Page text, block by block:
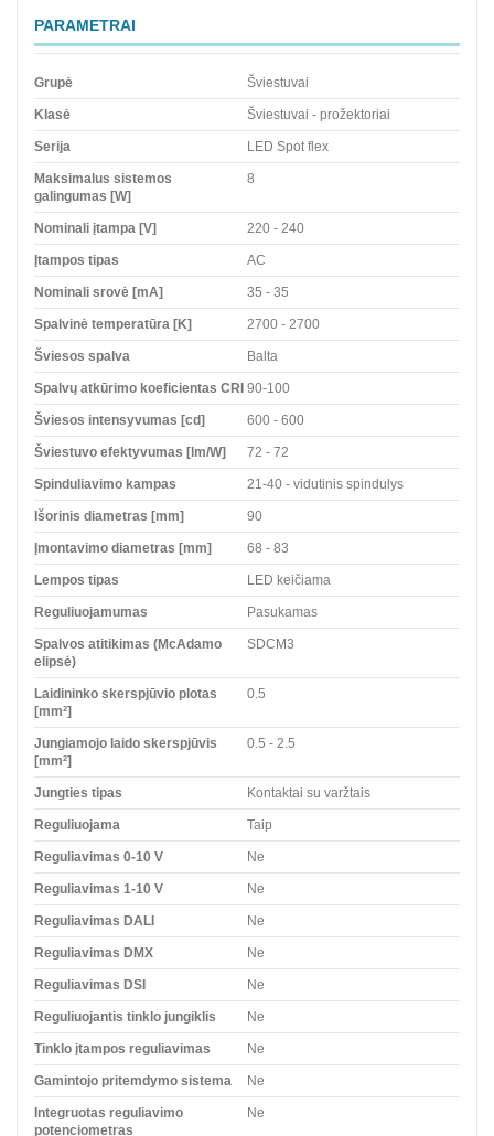
PARAMETRAI
Grupė Šviestuvai
Klasė Šviestuvai - prožektoriai
Serija LED Spot flex
Maksimalus sistemos
galingumas [W]
8
Nominali įtampa [V] 220 - 240
Įtampos tipas AC
Nominali srovė [mA] 35 - 35
Spalvinė temperatūra [K] 2700 - 2700
Šviesos spalva Balta
Spalvų atkūrimo koeficientas CRI 90-100
Šviesos intensyvumas [cd] 600 - 600
Šviestuvo efektyvumas [lm/W] 72 - 72
Spinduliavimo kampas 21-40 - vidutinis spindulys
Išorinis diametras [mm] 90
Įmontavimo diametras [mm] 68 - 83
Lempos tipas LED keičiama
Reguliuojamumas Pasukamas
Spalvos atitikimas (McAdamo
elipsė)
SDCM3
Laidininko skerspjūvio plotas
[mm²]
0.5
Jungiamojo laido skerspjūvis
[mm²]
0.5 - 2.5
Jungties tipas Kontaktai su varžtais
Reguliuojama Taip
Reguliavimas 0-10 V Ne
Reguliavimas 1-10 V Ne
Reguliavimas DALI Ne
Reguliavimas DMX Ne
Reguliavimas DSI Ne
Reguliuojantis tinklo jungiklis Ne
Tinklo įtampos reguliavimas Ne
Gamintojo pritemdymo sistema Ne
Integruotas reguliavimo
potenciometras
Ne